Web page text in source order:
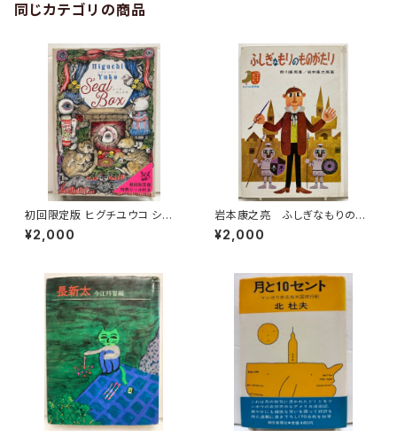
同じカテゴリの商品
初回限定版 ヒグチユウコ シー
ル・ボックス サイン入り 201
8年 初版 グラフィック社
¥2,000
岩本康之亮 ふしぎなもりのも
のがたり 前川康男 創作どう
わ絵本８ 1966年 函なし
¥2,000